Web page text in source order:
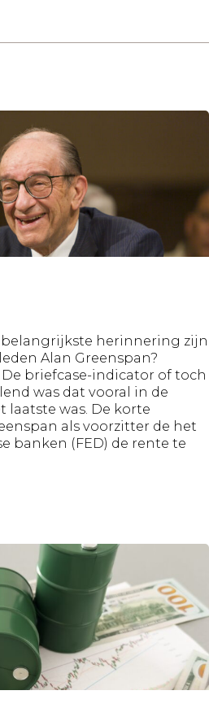
belangrijkste herinnering zijn
Alan Greenspan?
briefcase-indicator of toch
was dat vooral in de
laatste was. De korte
als voorzitter de het
banken (FED) de rente te